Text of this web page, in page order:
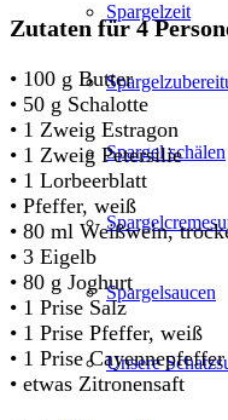
Spargelzeit
Spargel schälen
Spargelsaucen
Unsere
Zutaten für 4
• 100 g Butter
• 50 g Schalotte
• 1 Zweig Estragon
• 1 Zweig Petersilie
• 1 Lorbeerblatt
• Pfeffer, weiß
• 80 ml Weißwein,
• 3 Eigelb
• 80 g Joghurt
• 1 Prise Salz
• 1 Prise Pfeffer, weiß
• 1 Prise Cayennepfeffer
• etwas Zitronensaft